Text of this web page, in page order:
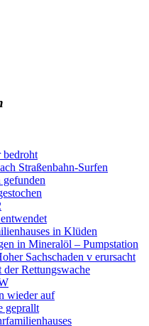
bedroht
Straßenbahn-Surfen
in Klüden
in Mineralöl – Pumpstation
Sachschaden v erursacht
Rettungswache
wieder auf
geprallt